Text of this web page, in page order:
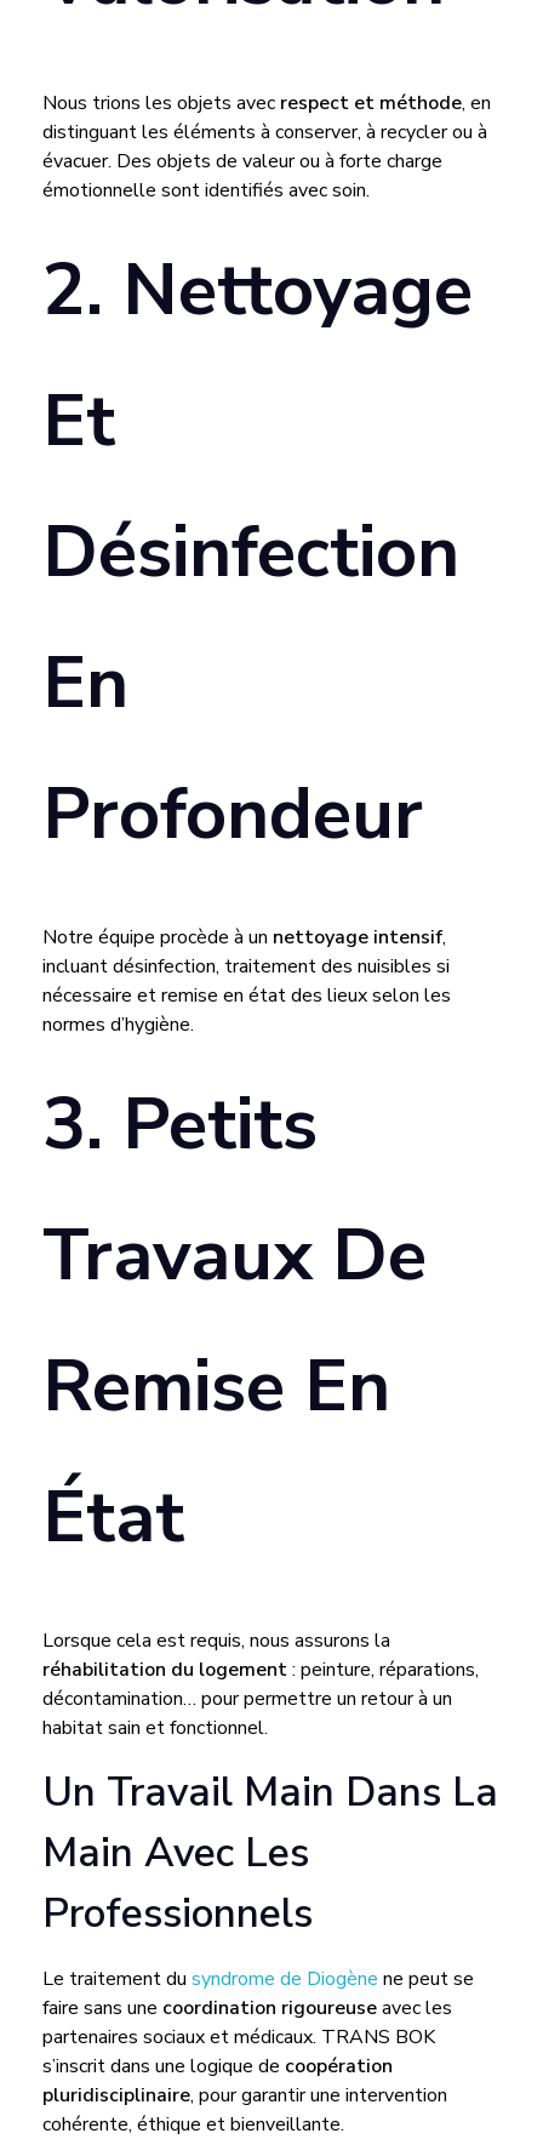
F
I
A
E
A
C
E
A
U
Y
N
D
O
E
E
I
O
G
È
N
E
Nous trions les objets avec respect et méthode, en
distinguant les éléments à conserver, à recycler ou à
évacuer. Des objets de valeur ou à forte charge
émotionnelle sont identifiés avec soin.
2. Nettoyage
Et
Désinfection
En
Profondeur
Notre équipe procède à un nettoyage intensif,
incluant désinfection, traitement des nuisibles si
nécessaire et remise en état des lieux selon les
normes d’hygiène.
3. Petits
Travaux De
Remise En
État
Lorsque cela est requis, nous assurons la
réhabilitation du logement: peinture, réparations,
décontamination… pour permettre un retour à un
habitat sain et fonctionnel.
Un Travail Main Dans La
Main Avec Les
Professionnels
Le traitement du syndrome de Diogène ne peut se
faire sans une coordination rigoureuseavec les
partenaires sociaux et médicaux. TRANS BOK
s’inscrit dans une logique de coopération
pluridisciplinaire, pour garantir une intervention
cohérente, éthique et bienveillante.